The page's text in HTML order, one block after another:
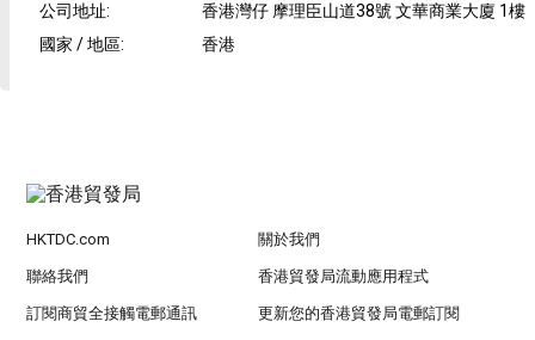
公司地址:
香港灣仔 摩理臣山道38號 文華商業大廈 1樓
國家 / 地區: 香港
HKTDC.com 關於我們
聯絡我們 香港貿發局流動應用程式
訂閱商貿全接觸電郵通訊 更新您的香港貿發局電郵訂閱